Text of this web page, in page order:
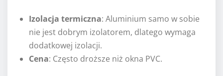
Izolacja termiczna: Aluminium samo w sobie
nie jest dobrym izolatorem, dlatego wymaga
dodatkowej izolacji.
Cena: Często droższe niż okna PVC.